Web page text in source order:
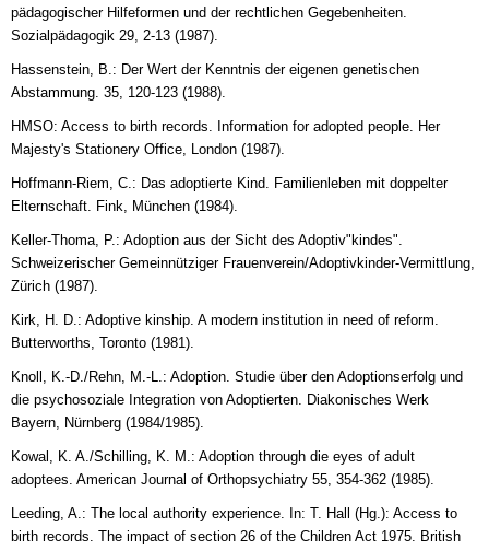
pädagogischer Hilfeformen und der rechtlichen Gegebenheiten.
Sozialpädagogik 29, 2-13 (1987).
Hassenstein, B.: Der Wert der Kenntnis der eigenen genetischen
Abstammung. 35, 120-123 (1988).
HMSO: Access to birth records. Information for adopted people. Her
Majesty's Stationery Office, London (1987).
Hoffmann-Riem, C.: Das adoptierte Kind. Familienleben mit doppelter
Elternschaft. Fink, München (1984).
Keller-Thoma, P.: Adoption aus der Sicht des Adoptiv"kindes".
Schweizerischer Gemeinnütziger Frauenverein/Adoptivkinder-Vermittlung,
Zürich (1987).
Kirk, H. D.: Adoptive kinship. A modern institution in need of reform.
Butterworths, Toronto (1981).
Knoll, K.-D./Rehn, M.-L.: Adoption. Studie über den Adoptionserfolg und
die psychosoziale Integration von Adoptierten. Diakonisches Werk
Bayern, Nürnberg (1984/1985).
Kowal, K. A./Schilling, K. M.: Adoption through die eyes of adult
adoptees. American Journal of Orthopsychiatry 55, 354-362 (1985).
Leeding, A.: The local authority experience. In: T. Hall (Hg.): Access to
birth records. The impact of section 26 of the Children Act 1975. British